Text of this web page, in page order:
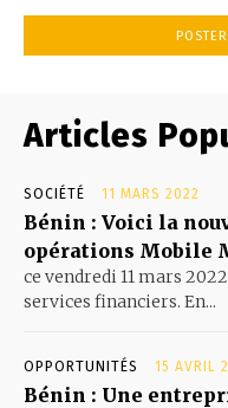
Articles
SOCIÉTÉ 11 MARS 2022
Bénin : Voici la
opérations Mobile
ce vendredi 11 mars
services financiers. En...
OPPORTUNITÉS 15 AVRIL
Bénin : Une